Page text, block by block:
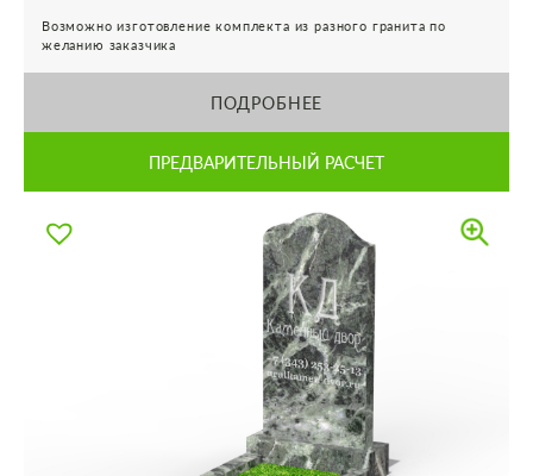
Возможно изготовление комплекта из разного гранита по
желанию заказчика
ПОДРОБНЕЕ
ПРЕДВАРИТЕЛЬНЫЙ РАСЧЕТ